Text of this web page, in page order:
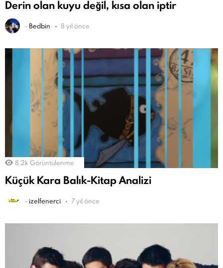
Derin olan kuyu değil, kısa olan iptir
- Bedbin 8 yıl önce
8.2k Görüntülenme
Küçük Kara Balık-Kitap Analizi
- izelfenerci 7 yıl önce